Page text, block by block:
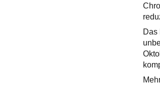
Das